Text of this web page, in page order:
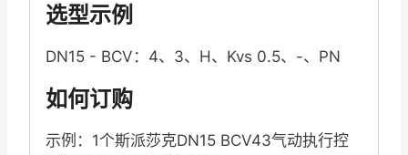
选型示例
DN15 - BCV：4、3、H、Kvs 0.5、-、PN
如何订购
示例：1个斯派莎克DN15 BCV43气动执行控